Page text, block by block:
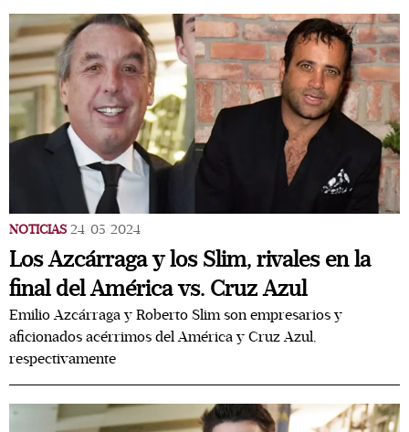
NOTICIAS 24/05/2024
Los Azcárraga y los Slim, rivales en la
final del América vs. Cruz Azul
Emilio Azcárraga y Roberto Slim son empresarios y
aficionados acérrimos del América y Cruz Azul,
respectivamente